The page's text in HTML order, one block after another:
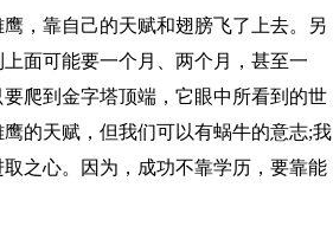
，靠自己的天赋和翅膀飞了上去。另
面可能要一个月、两个月，甚至一
爬到金字塔顶端，它眼中所看到的世
的天赋，但我们可以有蜗牛的意志;我
之心。因为，成功不靠学历，要靠能